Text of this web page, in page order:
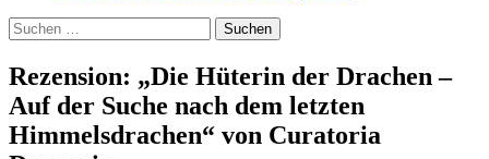
Suchen
nach:
Rezension: „Die Hüterin der Drachen –
Auf der Suche nach dem letzten
Himmelsdrachen“ von Curatoria